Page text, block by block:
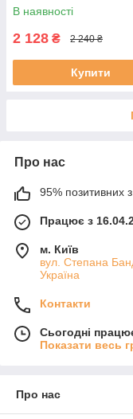
В наявності
2 128 ₴ 2 240 ₴
Купити
Про нас
95% позитивних з
Працює з
м. Київ
вул. Степана
Україна
Контакти
Сьогодні
Показати весь
Про нас